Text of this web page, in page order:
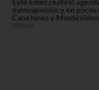
meningococo y en
Canelones y Montevideo
03/08/26